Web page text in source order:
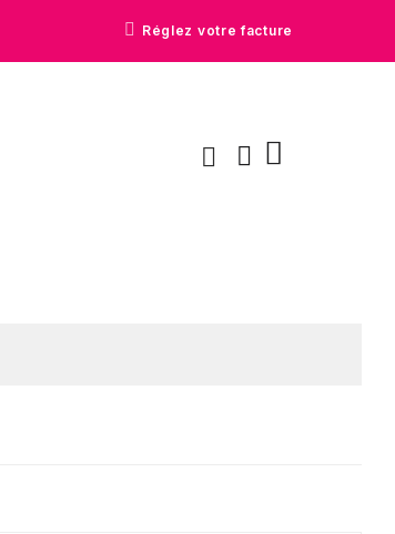
Réglez votre facture